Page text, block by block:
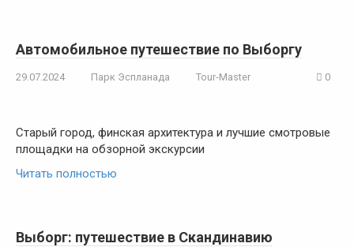
Автомобильное путешествие по Выборгу
29.07.2024 Парк Эспланада Tour-Master 0
Старый город, финская архитектура и лучшие смотровые
площадки на обзорной экскурсии
Читать полностью
Выборг: путешествие в Скандинавию